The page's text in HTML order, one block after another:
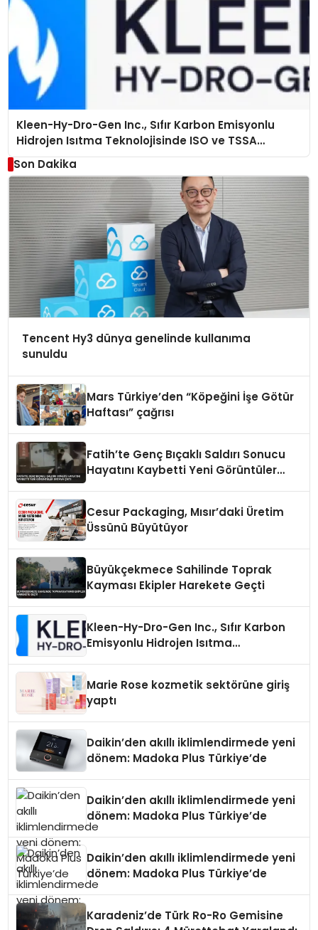
Kleen-Hy-Dro-Gen Inc., Sıfır Karbon Emisyonlu
Hidrojen Isıtma Teknolojisinde ISO ve TSSA
Düzenleyici Onaylarını Aldı
Son Dakika
Tencent Hy3 dünya genelinde kullanıma
sunuldu
Mars Türkiye’den “Köpeğini İşe Götür
Haftası” çağrısı
Fatih’te Genç Bıçaklı Saldırı Sonucu
Hayatını Kaybetti Yeni Görüntüler
Cesur Packaging, Mısır’daki Üretim
Üssünü Büyütüyor
Büyükçekmece Sahilinde Toprak
Kayması Ekipler Harekete Geçti
Kleen-Hy-Dro-Gen Inc., Sıfır Karbon
Emisyonlu Hidrojen Isıtma
Marie Rose kozmetik sektörüne giriş
yaptı
Daikin’den akıllı iklimlendirmede yeni
dönem: Madoka Plus Türkiye’de
Daikin’den akıllı iklimlendirmede yeni
dönem: Madoka Plus Türkiye’de
Daikin’den akıllı iklimlendirmede yeni
dönem: Madoka Plus Türkiye’de
Karadeniz’de Türk Ro-Ro Gemisine